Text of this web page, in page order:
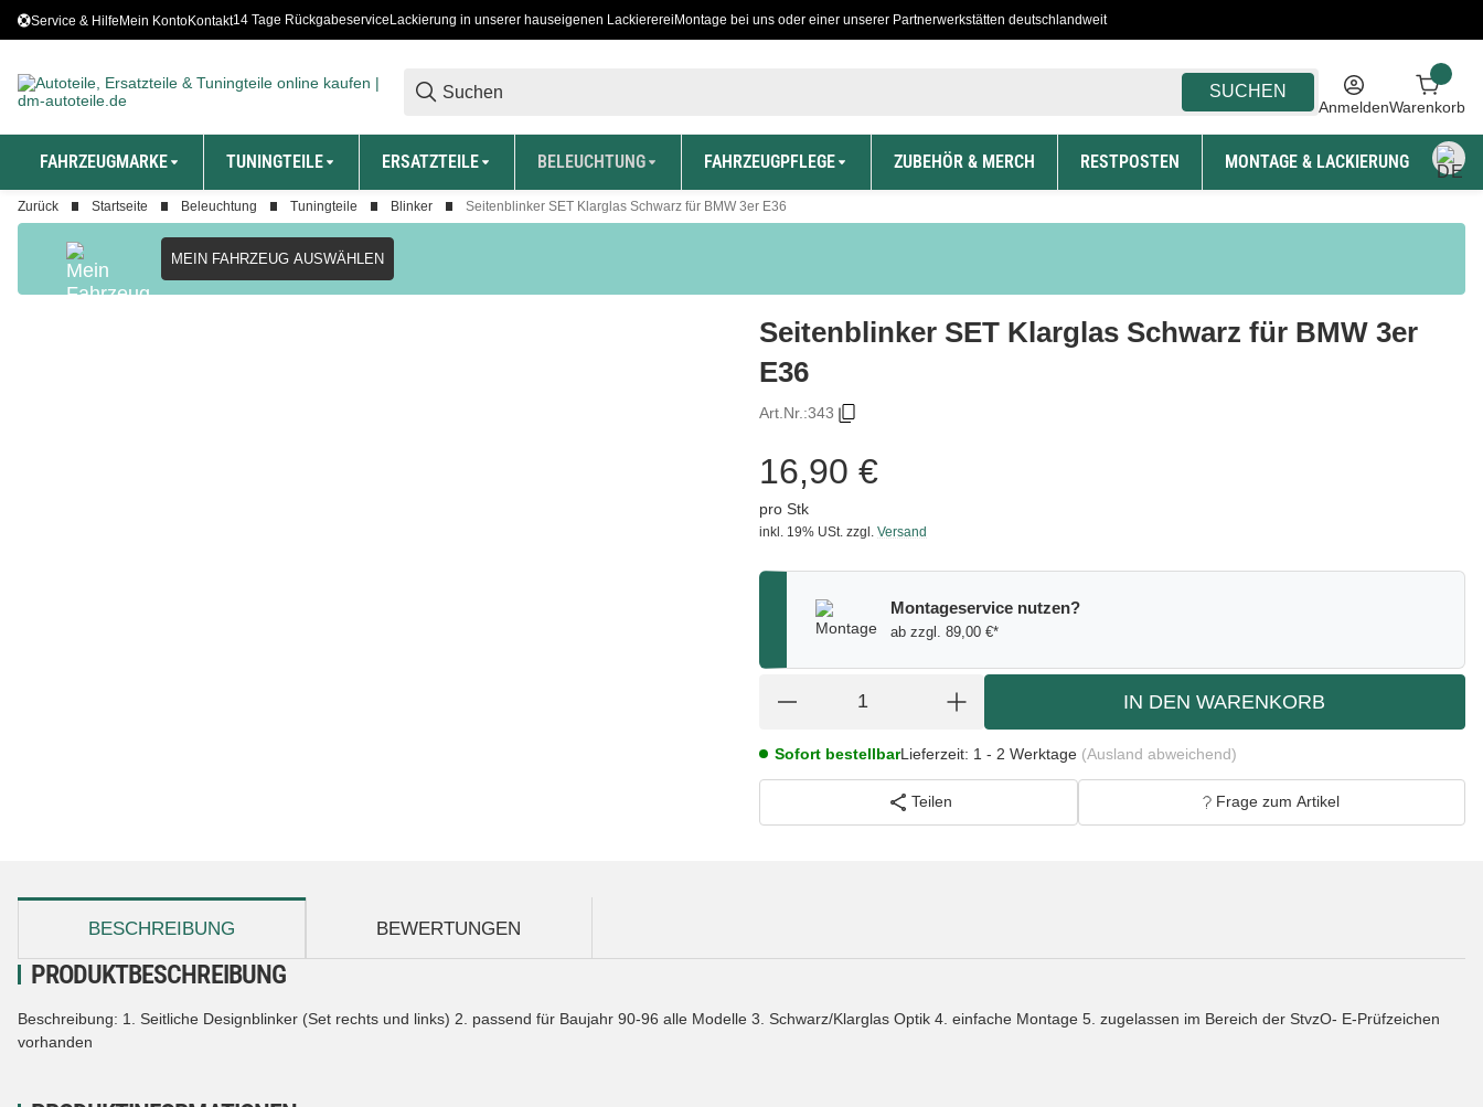
Service & HilfeMein KontoKontakt14 Tage Rückgabeservice Lackierung in unserer hauseigenen Lackiererei Montage bei uns oder einer unserer Partnerwerkstätten deutschlandweit
SUCHEN
AnmeldenWarenkorb
FAHRZEUGMARKE TUNINGTEILE ERSATZTEILE BELEUCHTUNG FAHRZEUGPFLEGE ZUBEHÖR & MERCH RESTPOSTEN MONTAGE & LACKIERUNG
Zurück Startseite Beleuchtung Tuningteile Blinker Seitenblinker SET Klarglas Schwarz für BMW 3er E36
MEIN FAHRZEUG AUSWÄHLEN
Seitenblinker SET Klarglas Schwarz für BMW 3er
E36
Art.Nr.:343
16,90 €
pro Stk
inkl. 19% USt. zzgl. Versand
Montageservice nutzen?
ab zzgl. 89,00 €*
IN DEN WARENKORB
Sofort bestellbarLieferzeit: 1 - 2 Werktage (Ausland abweichend)
Teilen Frage zum Artikel
BESCHREIBUNG BEWERTUNGEN
PRODUKTBESCHREIBUNG
Beschreibung: 1. Seitliche Designblinker (Set rechts und links) 2. passend für Baujahr 90-96 alle Modelle 3. Schwarz/Klarglas Optik 4. einfache Montage 5. zugelassen im Bereich der StvzO- E-Prüfzeichen
vorhanden